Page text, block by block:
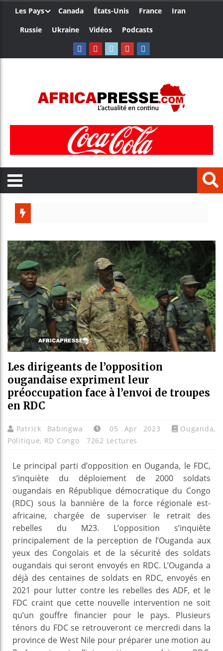
Les Pays Canada États-Unis France
Iran
Russie
Ukraine Vidéos Podcasts
Bénin :
Aliko
Les dirigeants de l’opposition
ougandaise expriment leur
préoccupation face à l’envoi de troupes
en RDC
Patrick Babingwa 05 Apr 2023 Ouganda,
Politique, RD Congo 7262 Lectures
Le principal parti d’opposition en Ouganda, le FDC,
s’inquiète du déploiement de 2000 soldats
ougandais en République démocratique du Congo
(RDC) sous la bannière de la force régionale est-
africaine, chargée de superviser le retrait des
rebelles du M23. L’opposition s’inquiète
principalement de la perception de l’Ouganda aux
yeux des Congolais et de la sécurité des soldats
ougandais qui seront envoyés en RDC. L’Ouganda a
déjà des centaines de soldats en RDC, envoyés en
2021 pour lutter contre les rebelles des ADF, et le
FDC craint que cette nouvelle intervention ne soit
qu’un gouffre financier pour le pays. Plusieurs
ténors du FDC se retrouveront ce mercredi dans la
province de West Nile pour préparer une motion au